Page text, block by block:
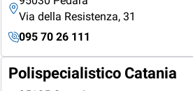
Via della Resistenza, 31
095 70 26 111
Polispecialistico Catania